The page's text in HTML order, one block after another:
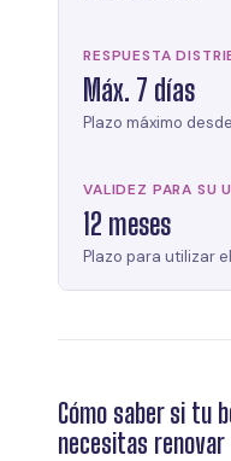
RESPUESTA
Máx. 7 días
Plazo máximo
VALIDEZ PARA SU
12 meses
Plazo para utilizar
Cómo saber si tu
necesitas renovar